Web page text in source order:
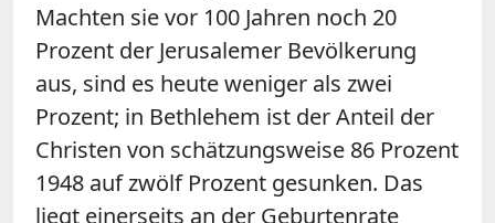
Machten sie vor 100 Jahren noch 20
Prozent der Jerusalemer Bevölkerung
aus, sind es heute weniger als zwei
Prozent; in Bethlehem ist der Anteil der
Christen von schätzungsweise 86 Prozent
1948 auf zwölf Prozent gesunken. Das
liegt einerseits an der Geburtenrate